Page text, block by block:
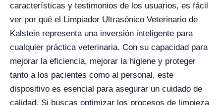
características y testimonios de los usuarios, es fácil
ver por qué el Limpiador Ultrasónico Veterinario de
Kalstein representa una inversión inteligente para
cualquier práctica veterinaria. Con su capacidad para
mejorar la eficiencia, mejorar la higiene y proteger
tanto a los pacientes como al personal, este
dispositivo es esencial para asegurar un cuidado de
calidad. Si buscas optimizar los procesos de limpieza